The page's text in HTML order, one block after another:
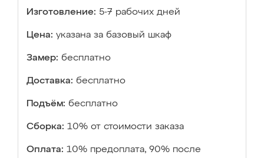
Изготовление: 5-7 рабочих дней
Цена: указана за базовый шкаф
Замер: бесплатно
Доставка: бесплатно
Подъём: бесплатно
Сборка: 10% от стоимости заказа
Оплата: 10% предоплата, 90% после